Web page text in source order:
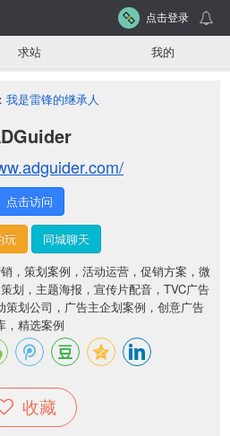
点击登录
求站 我的
我是雷锋的继承人
点击访问
玩
同城聊天
，策划案例，活动运营，促销方案，微
划，主题海报，宣传片配音，TVC广告
划公司，广告主企划案例，创意广告
，精选案例
收藏